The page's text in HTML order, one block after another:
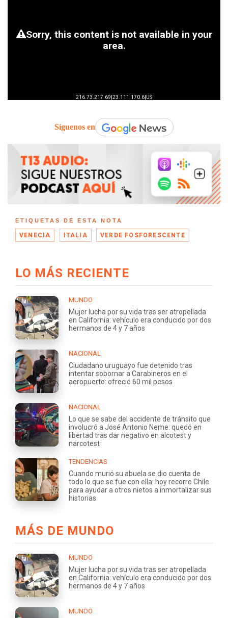
Síguenos en
ETIQUETAS DE ESTA NOTA
VENECIA ITALIA VERDE FOSFORESCENTE
LO MÁS RECIENTE
MUNDO
Mujer lucha por su vida tras ser atropellada
en California: vehículo era conducido por dos
hermanos de 4 y 7 años
NACIONAL
Ciudadano uruguayo fue detenido tras
intentar sobornar a Carabineros en el
aeropuerto: ofreció 60 mil pesos
NACIONAL
Lo que se sabe del accidente de tránsito que
involucró a José Antonio Neme: quedó en
libertad tras dar negativo en alcotest y
narcotest
TENDENCIAS
Cuando murió su abuela se dio cuenta de
todo lo que se fue con ella: hoy recorre Chile
para ayudar a otros nietos a inmortalizar sus
historias
MÁS DE MUNDO
MUNDO
Mujer lucha por su vida tras ser atropellada
en California: vehículo era conducido por dos
hermanos de 4 y 7 años
MUNDO